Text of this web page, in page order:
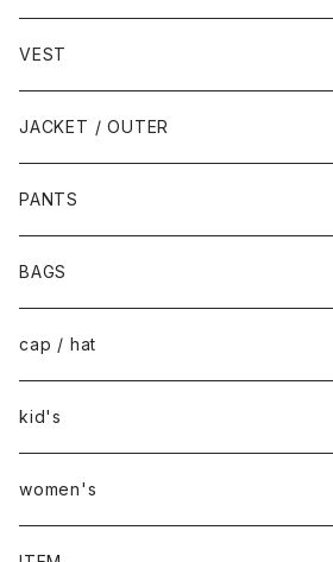
VEST
JACKET / OUTER
PANTS
BAGS
cap / hat
kid's
women's